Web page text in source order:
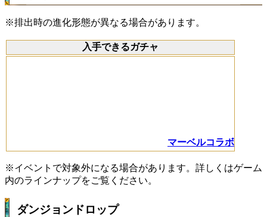
※排出時の進化形態が異なる場合があります。
入手できるガチャ
マーベルコラボ
※イベントで対象外になる場合があります。詳しくはゲーム
内のラインナップをご覧ください。
ダンジョンドロップ